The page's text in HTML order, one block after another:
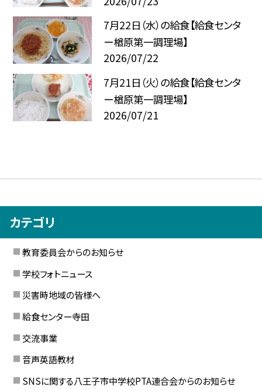
7月22日（水）の給食【給食センタ
ー楢原第一調理場】
2026/07/22
7月21日（火）の給食【給食センタ
ー楢原第一調理場】
2026/07/21
カテゴリ
教育委員会からのお知らせ
学校フォトニュース
災害時地域の皆様へ
給食センター寺田
交流事業
音声英語教材
SNSに関する八王子市中学校PTA連合会からのお知らせ